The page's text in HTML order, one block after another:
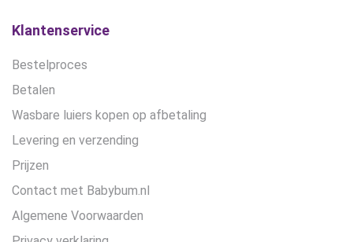
Klantenservice
Bestelproces
Betalen
Wasbare luiers kopen op afbetaling
Levering en verzending
Prijzen
Contact met Babybum.nl
Algemene Voorwaarden